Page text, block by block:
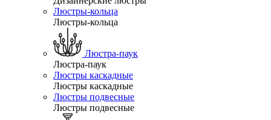
Люстры-кольца
Люстры-кольца
Люстра-паук
Люстра-паук
Люстры каскадные
Люстры каскадные
Люстры подвесные
Люстры подвесные